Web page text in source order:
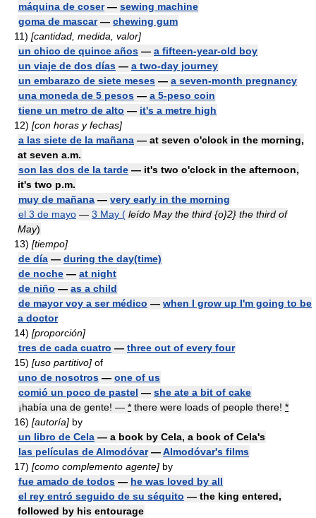
máquina de coser— sewing machine
goma de mascar— chewing gum
11) [cantidad, medida, valor]
un chico de quince años — a fifteen-year-old boy
un viaje de dos días — a two-day journey
un embarazo de siete meses — a seven-month pregnancy
una moneda de 5 pesos — a 5-peso coin
tiene un metro de alto — it's a metre high
12) [con horas y fechas]
a las siete de la mañana — at seven o'clock in the morning,
at seven a.m.
son las dos de la tarde — it's two o'clock in the afternoon,
it's two p.m.
muy de mañana — very early in the morning
el 3 de mayo — 3 May ( leído May the third {o}2} the third of
May)
13) [tiempo]
de día — during the day(time)
de noche — at night
de niño — as a child
de mayor voy a ser médico — when I grow up I'm going to be
a doctor
14) [proporción]
tres de cada cuatro — three out of every four
15) [uso partitivo] of
uno de nosotros — one of us
comió un poco de pastel — she ate a bit of cake
¡había una de gente! — * there were loads of people there! *
16) [autoría] by
un libro de Cela — a book by Cela, a book of Cela's
las películas de Almodóvar—Almodóvar's films
17) [como complemento agente] by
fue amado de todos — he was loved by all
el rey entró seguido de su séquito — the king entered,
followed by his entourage